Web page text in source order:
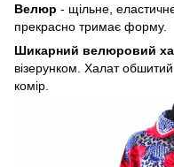
Велюр - щільне,
прекрасно тримає форму.
Шикарний велюровий
візерунком. Халат
комір.